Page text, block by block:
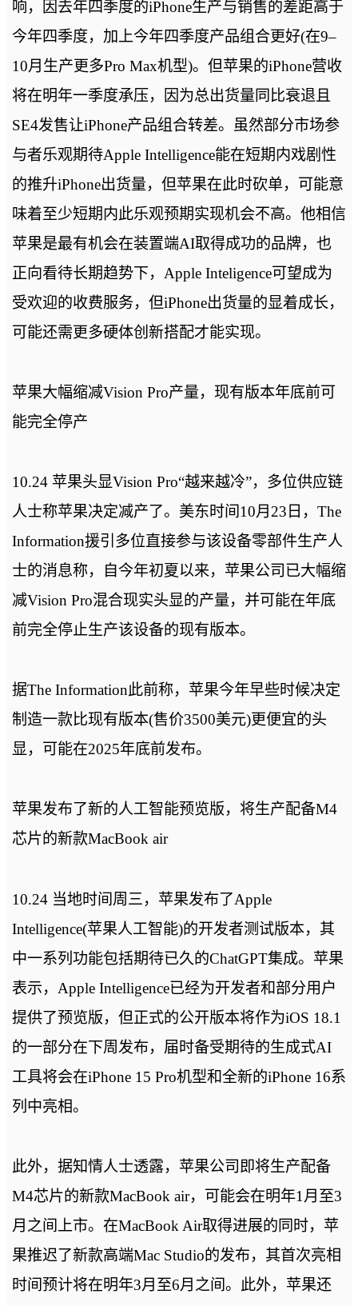
响，因去年四季度的iPhone生产与销售的差距高于
今年四季度，加上今年四季度产品组合更好(在9–
10月生产更多Pro Max机型)。但苹果的iPhone营收
将在明年一季度承压，因为总出货量同比衰退且
SE4发售让iPhone产品组合转差。虽然部分市场参
与者乐观期待Apple Intelligence能在短期内戏剧性
的推升iPhone出货量，但苹果在此时砍单，可能意
味着至少短期内此乐观预期实现机会不高。他相信
苹果是最有机会在装置端AI取得成功的品牌，也
正向看待长期趋势下，Apple Inteligence可望成为
受欢迎的收费服务，但iPhone出货量的显着成长，
可能还需更多硬体创新搭配才能实现。
苹果大幅缩减Vision Pro产量，现有版本年底前可
能完全停产
10.24 苹果头显Vision Pro“越来越冷”，多位供应链
人士称苹果决定减产了。美东时间10月23日，The
Information援引多位直接参与该设备零部件生产人
士的消息称，自今年初夏以来，苹果公司已大幅缩
减Vision Pro混合现实头显的产量，并可能在年底
前完全停止生产该设备的现有版本。
据The Information此前称，苹果今年早些时候决定
制造一款比现有版本(售价3500美元)更便宜的头
显，可能在2025年底前发布。
苹果发布了新的人工智能预览版，将生产配备M4
芯片的新款MacBook air
10.24 当地时间周三，苹果发布了Apple
Intelligence(苹果人工智能)的开发者测试版本，其
中一系列功能包括期待已久的ChatGPT集成。苹果
表示，Apple Intelligence已经为开发者和部分用户
提供了预览版，但正式的公开版本将作为iOS 18.1
的一部分在下周发布，届时备受期待的生成式AI
工具将会在iPhone 15 Pro机型和全新的iPhone 16系
列中亮相。
此外，据知情人士透露，苹果公司即将生产配备
M4芯片的新款MacBook air，可能会在明年1月至3
月之间上市。在MacBook Air取得进展的同时，苹
果推迟了新款高端Mac Studio的发布，其首次亮相
时间预计将在明年3月至6月之间。此外，苹果还